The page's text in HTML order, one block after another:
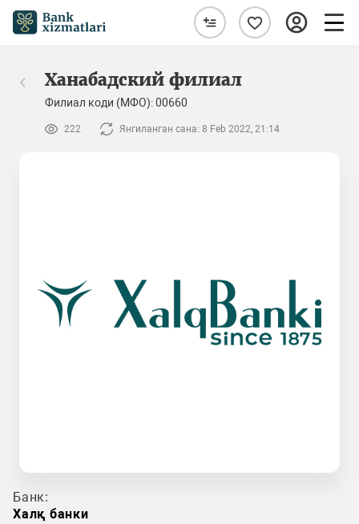
Ханабадский филиал
Филиал коди (МФО): 00660
222 Янгиланган сана: 8 Feb 2022, 21:14
Банк:
Халқ банки